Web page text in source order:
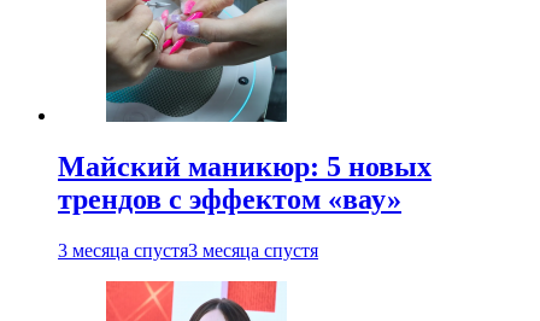
Майский маникюр: 5 новых
трендов с эффектом «вау»
3 месяца спустя3 месяца спустя